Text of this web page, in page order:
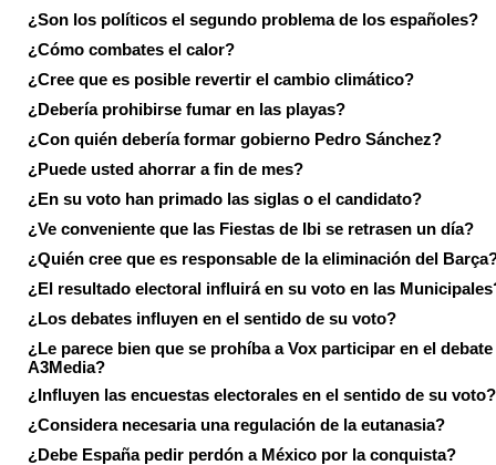
¿Son los políticos el segundo problema de los españoles?
¿Cómo combates el calor?
¿Cree que es posible revertir el cambio climático?
¿Debería prohibirse fumar en las playas?
¿Con quién debería formar gobierno Pedro Sánchez?
¿Puede usted ahorrar a fin de mes?
¿En su voto han primado las siglas o el candidato?
¿Ve conveniente que las Fiestas de Ibi se retrasen un día?
¿Quién cree que es responsable de la eliminación del
¿El resultado electoral influirá en su voto en las
¿Los debates influyen en el sentido de su voto?
¿Le parece bien que se prohíba a Vox participar en el debate
A3Media?
¿Influyen las encuestas electorales en el sentido de su voto?
¿Considera necesaria una regulación de la eutanasia?
¿Debe España pedir perdón a México por la conquista?